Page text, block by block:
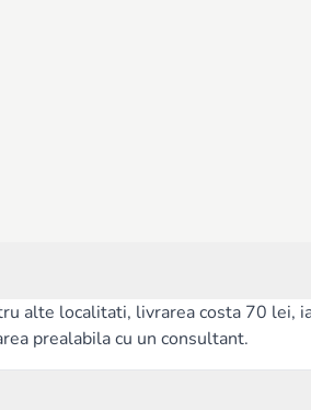
alte localitati, livrarea costa 70 lei,
prealabila cu un consultant.